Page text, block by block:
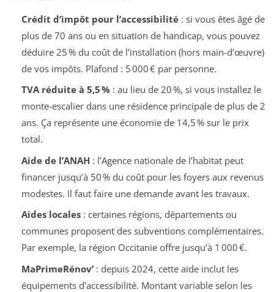
Crédit d’impôt pour l’accessibilité: si vous êtes âgé de
plus de 70 ans ou en situation de handicap, vous pouvez
déduire 25 % du coût de l’installation (hors main-d’œuvre)
de vos impôts. Plafond : 5 000 € par personne.
TVA réduite à 5,5 % : au lieu de 20 %, si vous installez le
monte-escalier dans une résidence principale de plus de 2
ans. Ça représente une économie de 14,5 % sur le prix
total.
Aide de l’ANAH: l’Agence nationale de l’habitat peut
financer jusqu’à 50 % du coût pour les foyers aux revenus
modestes. Il faut faire une demande avant les travaux.
Aides locales: certaines régions, départements ou
communes proposent des subventions complémentaires.
Par exemple, la région Occitanie offre jusqu’à 1 000 €.
MaPrimeRénov’: depuis 2024, cette aide inclut les
équipements d’accessibilité. Montant variable selon les